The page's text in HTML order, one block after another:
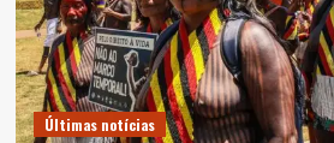
Últimas notícias